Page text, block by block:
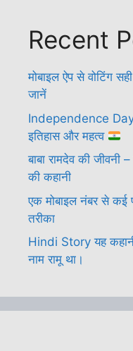
Recent
मोबाइल ऐप से वोटिंग
जानें
Independence Day
इतिहास और महत्व
बाबा रामदेव की
की कहानी
एक मोबाइल नंबर से
तरीका
Hindi Story यह
नाम रामू था।